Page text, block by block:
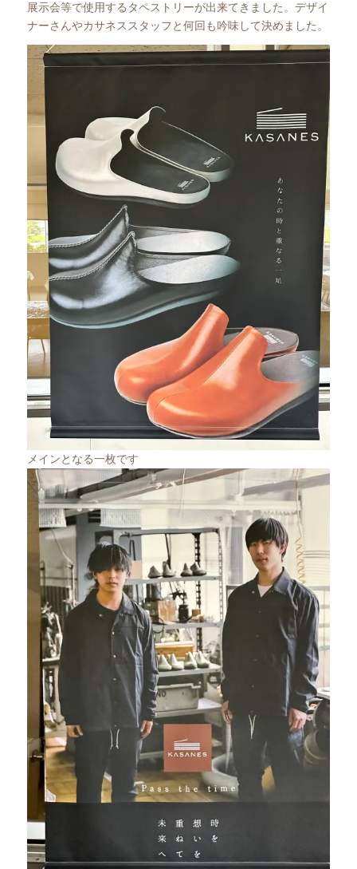
展示会等で使用するタペストリーが出来てきました。デザイ
ナーさんやカサネススタッフと何回も吟味して決めました。
メインとなる一枚です